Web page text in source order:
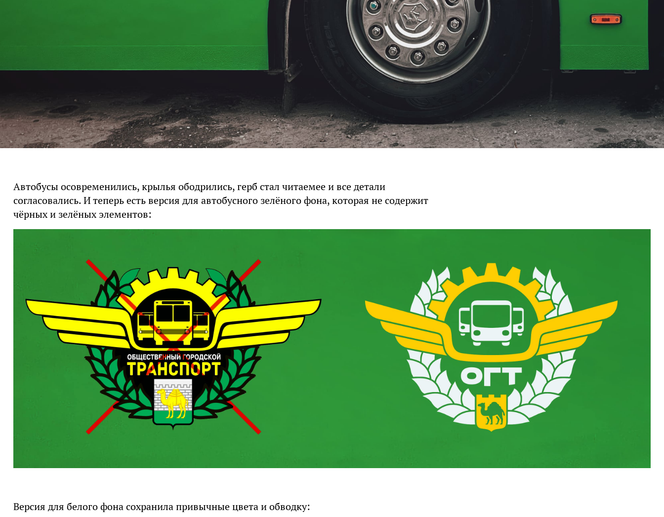
Автобусы осовременились, крылья ободрились, герб стал читаемее и все детали
согласовались. И теперь есть версия для автобусного зелёного фона, которая не содержит
чёрных и зелёных элементов:
Версия для белого фона сохранила привычные цвета и обводку: